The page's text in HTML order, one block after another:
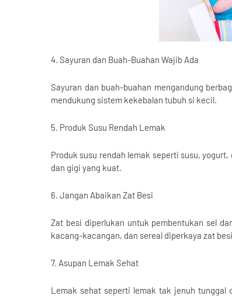
4. Sayuran dan Buah-Buahan Wajib Ada
Sayuran dan buah-buahan mengandung
mendukung sistem kekebalan tubuh si kecil.
5. Produk Susu Rendah Lemak
Produk susu rendah lemak seperti susu,
dan gigi yang kuat.
6. Jangan Abaikan Zat Besi
Zat besi diperlukan untuk pembentukan sel
kacang-kacangan, dan sereal diperkaya zat
7. Asupan Lemak Sehat
Lemak sehat seperti lemak tak jenuh